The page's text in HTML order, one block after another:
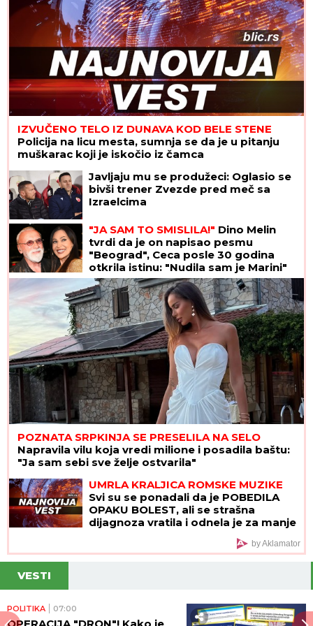
IZVUČENO TELO IZ DUNAVA KOD BELE STENE
Policija na licu mesta, sumnja se da je u pitanju
muškarac koji je iskočio iz čamca
Javljaju mu se produžeci: Oglasio se
bivši trener Zvezde pred meč sa
Izraelcima
"JA SAM TO SMISLILA!" Dino Melin
tvrdi da je on napisao pesmu
"Beograd", Ceca posle 30 godina
otkrila istinu: "Nudila sam je Marini"
POZNATA SRPKINJA SE PRESELILA NA SELO
Napravila vilu koja vredi milione i posadila baštu:
"Ja sam sebi sve želje ostvarila"
UMRLA KRALJICA ROMSKE MUZIKE
Svi su se ponadali da je POBEDILA
OPAKU BOLEST, ali se strašna
dijagnoza vratila i odnela je za manje
by Aklamator
VESTI
POLITIKA 07:00